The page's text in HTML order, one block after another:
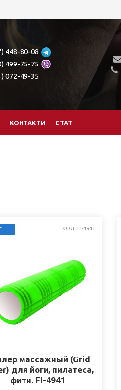
448-80-08
499-75-75
072-49-35
КОНТАКТИ СТАТІ
КОД: FI-4941
массажный (Grid
для йоги, пилатеса,
фитн. FI-4941